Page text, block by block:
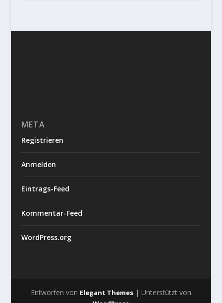
META
Registrieren
Anmelden
Eintrags-Feed
Kommentar-Feed
WordPress.org
Entworfen von Elegant Themes| Unterstützt von